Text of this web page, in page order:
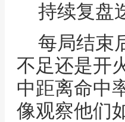
持续复盘
每局结束
不足还是开
中距离命中
像观察他们